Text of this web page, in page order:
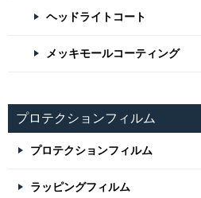
ヘッドライトコート
メッキモールコーティング
プロテクションフィルム
プロテクションフィルム
ラッピングフィルム